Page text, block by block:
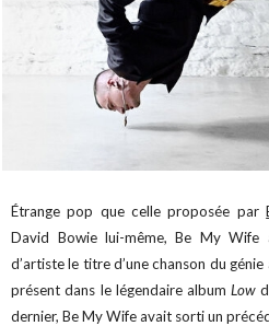
Étrange pop que celle proposée par
David Bowie lui-même, Be My Wife
d’artiste le titre d’une chanson du
présent dans le légendaire albumLow
dernier, Be My Wife avait sorti un